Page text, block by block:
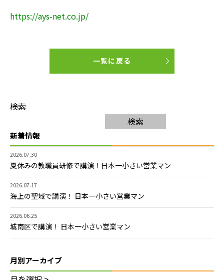
https://ays-net.co.jp/
一覧に戻る
検索
検索
新着情報
2026.07.30
夏休みの教職員研修で講演！日本一小さい営業マン
2026.07.17
海上の聖域で講演！ 日本一小さい営業マン
2026.06.25
城南区で講演！ 日本一小さい営業マン
月別アーカイブ